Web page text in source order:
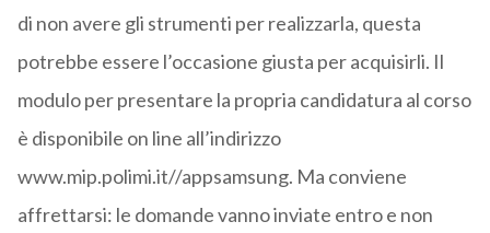
di non avere gli strumenti per realizzarla, questa
potrebbe essere l’occasione giusta per acquisirli. Il
modulo per presentare la propria candidatura al corso
è disponibile on line all’indirizzo
www.mip.polimi.it//appsamsung. Ma conviene
affrettarsi: le domande vanno inviate entro e non